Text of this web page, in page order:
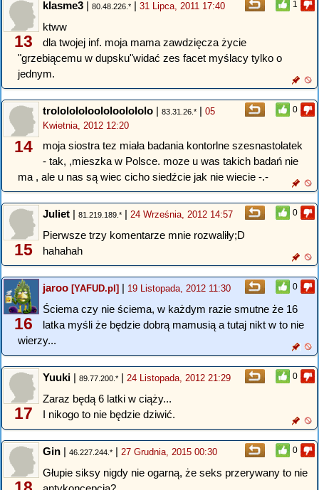
1
13
klasme3 | 80.48.226.* | 31 Lipca, 2011 17:40
ktww
dla twojej inf. moja mama zawdzięcza życie
"grzebiącemu w dupsku"widać zes facet myślacy tylko o
jednym.
0
14
trololololoololoolololo | 83.31.26.* | 05
Kwietnia, 2012 12:20
moja siostra tez miała badania kontorlne szesnastolatek
- tak, ,mieszka w Polsce. moze u was takich badań nie
ma , ale u nas są wiec cicho siedźcie jak nie wiecie -.-
0
15
Juliet | 81.219.189.* | 24 Września, 2012 14:57
Pierwsze trzy komentarze mnie rozwaliły;D
hahahah
0
16
jaroo [YAFUD.pl] | 19 Listopada, 2012 11:30
Ściema czy nie ściema, w każdym razie smutne że 16
latka myśli że będzie dobrą mamusią a tutaj nikt w to nie
wierzy...
0
17
Yuuki | 89.77.200.* | 24 Listopada, 2012 21:29
Zaraz będą 6 latki w ciąży...
I nikogo to nie będzie dziwić.
0
Gin | 46.227.244.* | 27 Grudnia, 2015 00:30
Głupie siksy nigdy nie ogarną, że seks przerywany to nie